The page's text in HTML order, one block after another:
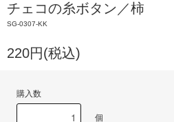
チェコの糸ボタン／柿
SG-0307-KK
220円(税込)
購入数
個